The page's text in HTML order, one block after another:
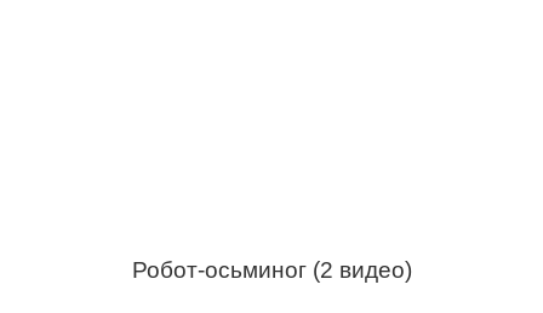
Робот-осьминог (2 видео)